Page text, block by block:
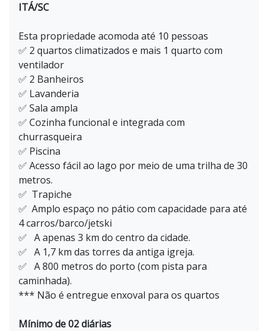
ITÁ/SC
Esta propriedade acomoda até 10 pessoas
✅ 2 quartos climatizados e mais 1 quarto com
ventilador
✅ 2 Banheiros
✅ Lavanderia
✅ Sala ampla
✅ Cozinha funcional e integrada com
churrasqueira
✅ Piscina
✅ Acesso fácil ao lago por meio de uma trilha de 30
metros.
✅ Trapiche
✅ Amplo espaço no pátio com capacidade para até
4 carros/barco/jetski
✅ A apenas 3 km do centro da cidade.
✅ A 1,7 km das torres da antiga igreja.
✅ A 800 metros do porto (com pista para
caminhada).
*** Não é entregue enxoval para os quartos
Mínimo de 02 diárias